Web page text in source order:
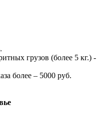
грузов (более 5 кг.) -
более – 5000 руб.